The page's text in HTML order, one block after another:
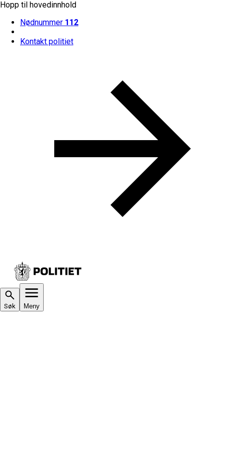
Hopp til hovedinnhold
Nødnummer 112
Kontakt politiet
Søk Meny